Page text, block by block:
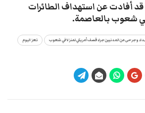
أفادت عن استهداف الطائرات
حي شعوب بالعاصمة.
وجرحى من المدنيين جراء قصف أمريكي لمنزلا في شعوب تعز اليوم